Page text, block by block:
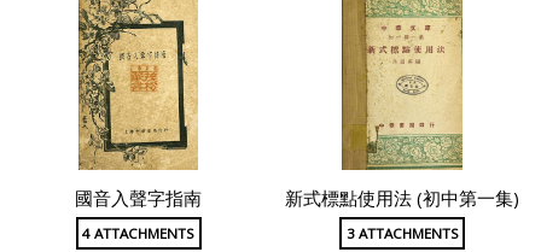
國音入聲字指南
4 ATTACHMENTS
新式標點使用法 (初中第一集)
3 ATTACHMENTS